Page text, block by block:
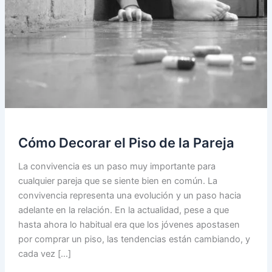
Cómo Decorar el Piso de la Pareja
La convivencia es un paso muy importante para
cualquier pareja que se siente bien en común. La
convivencia representa una evolución y un paso hacia
adelante en la relación. En la actualidad, pese a que
hasta ahora lo habitual era que los jóvenes apostasen
por comprar un piso, las tendencias están cambiando, y
cada vez […]